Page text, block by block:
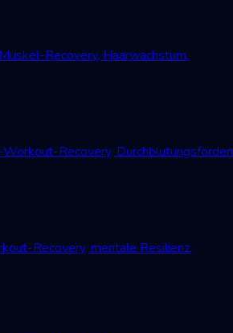
Recovery, Haarwachstum.
Recovery,
Recovery, mentale Resilienz.